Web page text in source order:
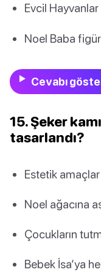
Evcil Hayvanlar
Noel Baba
Cevabı
15. Şeker
tasarlandı?
Estetik
Noel ağacına
Çocukların
Bebek İsa’ya